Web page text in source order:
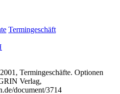
Termingeschäft
Termingeschäfte. Optionen
Verlag,
document/3714